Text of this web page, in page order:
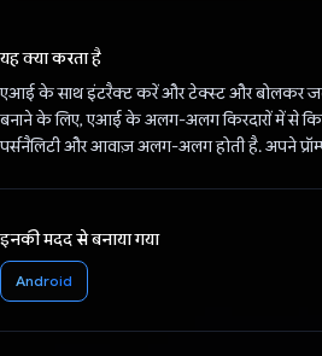
यह क्या करता है
एआई के साथ इंटरैक्ट करें और टेक्स्ट और बोलकर
बनाने के लिए, एआई के अलग-अलग किरदारों में से
पर्सनैलिटी और आवाज़ अलग-अलग होती है. अपने
इनकी मदद से बनाया गया
Android